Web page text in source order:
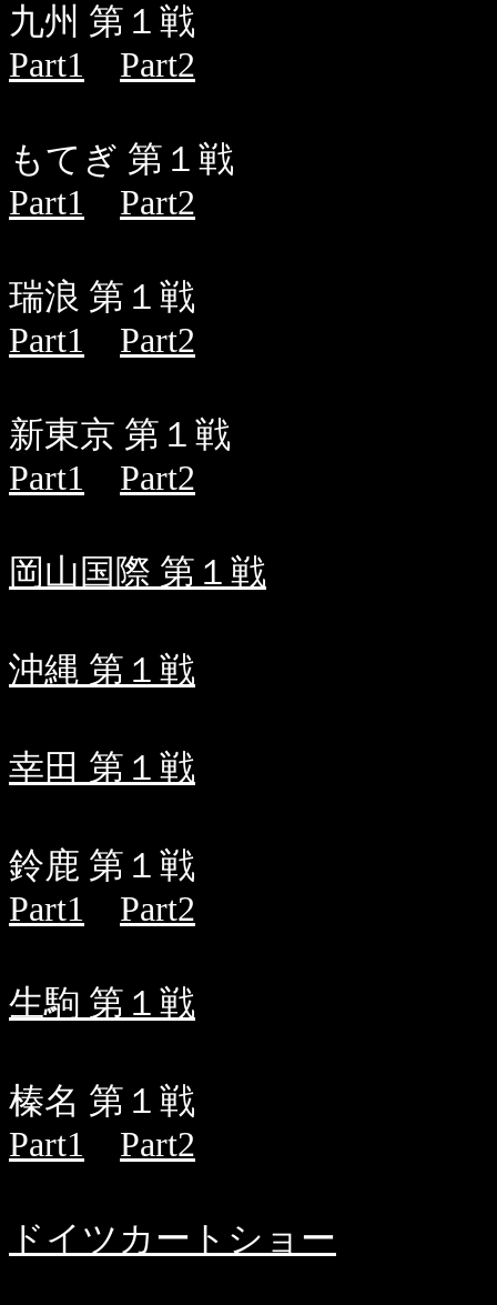
九州 第１戦
Part1
Part2
もてぎ 第１戦
Part1
Part2
瑞浪 第１戦
Part1
Part2
新東京 第１戦
Part1
Part2
岡山国際 第１戦
沖縄 第１戦
幸田 第１戦
鈴鹿 第１戦
Part1
Part2
生駒 第１戦
榛名 第１戦
Part1
Part2
ドイツカートショー